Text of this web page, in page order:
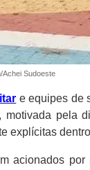
Achei Sudoeste
e equipes de
motivada pela
explícitas
acionados